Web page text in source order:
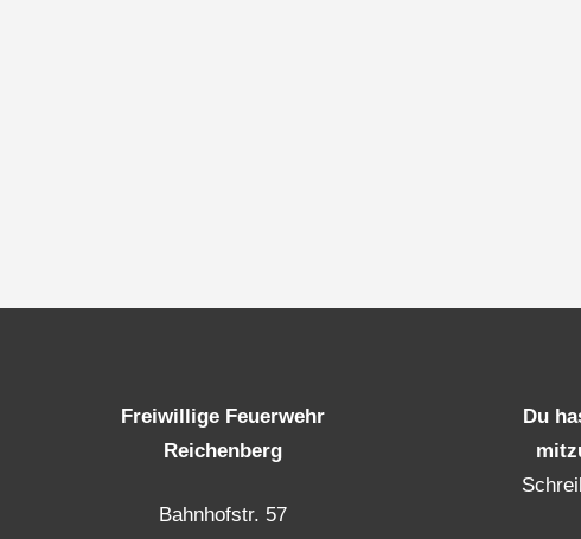
Freiwillige Feuerwehr
Reichenberg
Bahnhofstr. 57
Du